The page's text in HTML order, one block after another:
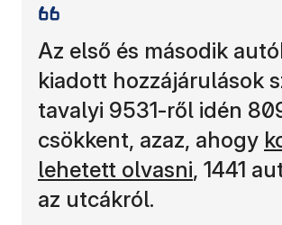
Az első és második
kiadott hozzájárulások
tavalyi 9531-ről idén
csökkent, azaz, ahogy
lehetett olvasni, 1441
az utcákról.